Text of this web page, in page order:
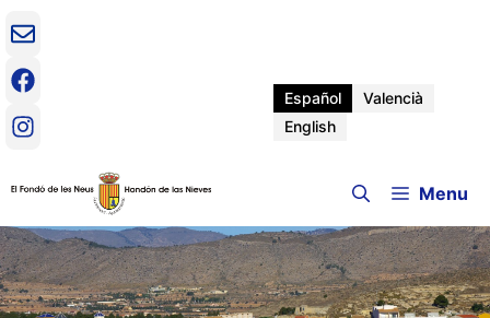
Saltar
contenido
Español
Valencià
English
Menu